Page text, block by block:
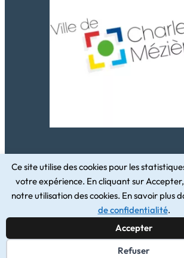
Ce site utilise des cookies pour les
votre expérience. En cliquant sur
notre utilisation des cookies. En savoir plus
de confidentialité.
Accepter
Refuser
Conception